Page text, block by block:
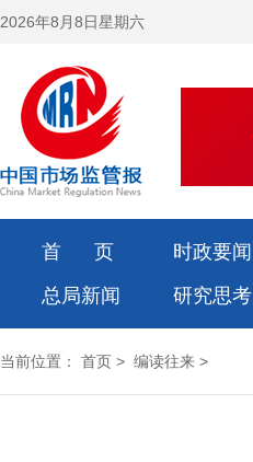
2026年8月8日星期六
首 页 时政要闻
总局新闻
研究思考
当前位置： 首页 > 编读往来 >